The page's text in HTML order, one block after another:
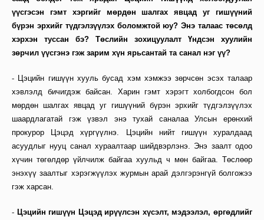
үүсгэсэн гэмт хэргийг мөрдөн шалгах явцад уг гишүүний
бүрэн эрхийг түдгэлзүүлэх боломжтой юу? Энэ талаас төсөлд
хэрхэн туссан бэ? Төслийн зохицуулалт Үндсэн хуулийн
зөрчил үүсгэнэ гэж зарим хүн ярьсантай та санал нэг үү?
- Цэцийн гишүүн хууль бусад хэм хэмжээ зөрчсөн эсэх талаар
хэвлэлд бичигдэж байсан. Харин гэмт хэрэгт холбогдсон бол
мөрдөн шалгах явцад уг гишүүний бүрэн эрхийг түдгэлзүүлэх
шаардлагатай гэж үзвэл энэ тухай саналаа Улсын ерөнхий
прокурор Цэцэд хүргүүлнэ. Цэцийн нийт гишүүн хуралдаад
асуудлыг нууц санал хураалтаар шийдвэрлэнэ. Энэ заалт одоо
хүчин төгөлдөр үйлчилж байгаа хуульд ч мөн байгаа. Төслөөр
энэхүү заалтыг хэрэгжүүлэх журмын арай дэлгэрэнгүй болгожээ
гэж харсан.
- Цэцийн гишүүн Цэцэд ирүүлсэн хүсэлт, мэдээлэл, өргөдлийг